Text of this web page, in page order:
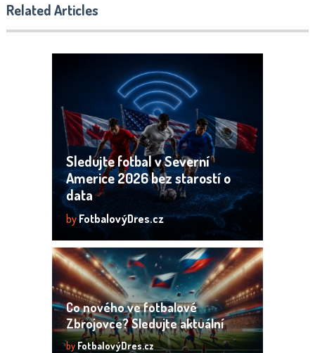
Related Articles
Sledujte fotbal v Severní
Americe 2026 bez starostí o
data
byFotbalovýDres.cz
Co nového ve fotbalové
Zbrojovce? Sledujte aktuální
dění!
by FotbalovýDres.cz